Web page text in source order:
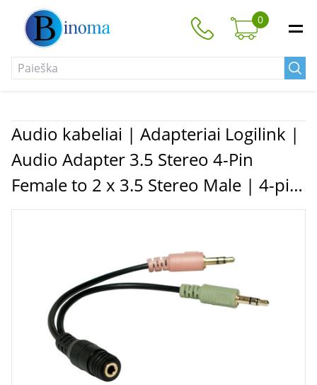
0
Audio kabeliai | Adapteriai Logilink |
Audio Adapter 3.5 Stereo 4-Pin
Female to 2 x 3.5 Stereo Male | 4-pin
3.5 mm stereo jack | 2 x 3-pin stereo